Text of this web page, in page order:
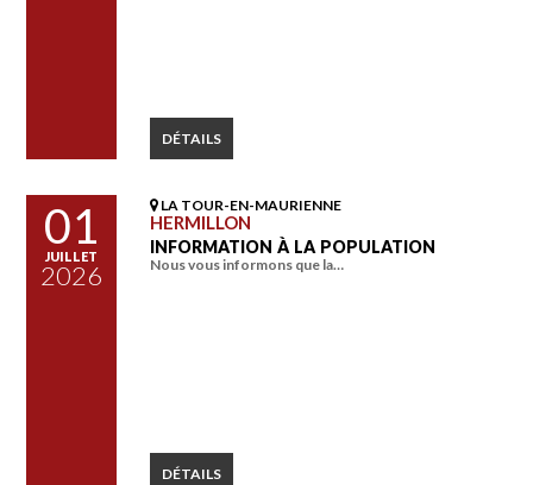
DÉTAILS
01
JUILLET
2026
LA TOUR-EN-MAURIENNE
HERMILLON
INFORMATION À LA POPULATION
Nous vous informons que la…
DÉTAILS